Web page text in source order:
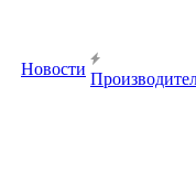
Новости